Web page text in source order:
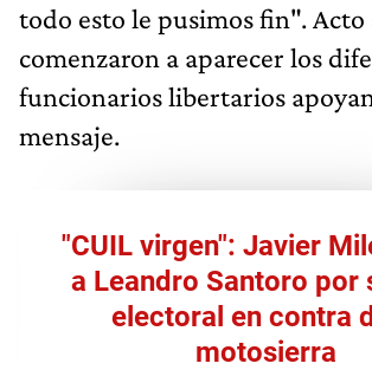
todo esto le pusimos fin". Acto
comenzaron a aparecer los
funcionarios libertarios
mensaje.
"CUIL virgen": Javier
a Leandro Santoro por
electoral en contra
motosierra